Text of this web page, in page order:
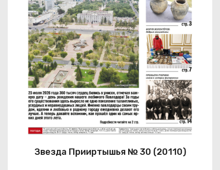
Звезда Прииртышья № 30 (20110)